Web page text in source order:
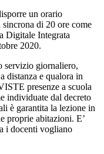
un orario
sincrona di 20 ore come
Digitale Integrata
2020.
servizio giornaliero,
distanza e qualora in
presenze a scuola
individuate dal decreto
è garantita la lezione in
proprie abitazioni. E’
i docenti vogliano